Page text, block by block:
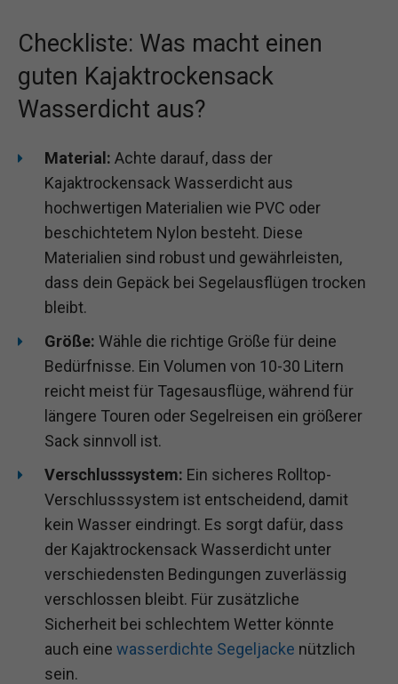
Checkliste: Was macht einen
guten Kajaktrockensack
Wasserdicht aus?
Material: Achte darauf, dass der
Kajaktrockensack Wasserdicht aus
hochwertigen Materialien wie PVC oder
beschichtetem Nylon besteht. Diese
Materialien sind robust und gewährleisten,
dass dein Gepäck bei Segelausflügen trocken
bleibt.
Größe: Wähle die richtige Größe für deine
Bedürfnisse. Ein Volumen von 10-30 Litern
reicht meist für Tagesausflüge, während für
längere Touren oder Segelreisen ein größerer
Sack sinnvoll ist.
Verschlusssystem: Ein sicheres Rolltop-
Verschlusssystem ist entscheidend, damit
kein Wasser eindringt. Es sorgt dafür, dass
der Kajaktrockensack Wasserdicht unter
verschiedensten Bedingungen zuverlässig
verschlossen bleibt. Für zusätzliche
Sicherheit bei schlechtem Wetter könnte
auch eine wasserdichte Segeljacke nützlich
sein.